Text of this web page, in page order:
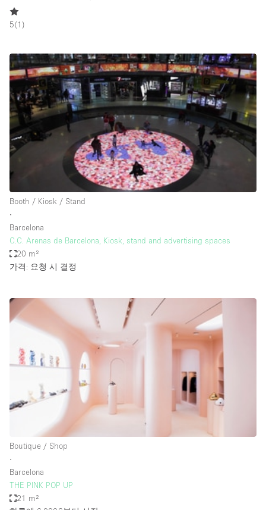
공간 기능
Animals Friendly
Bar
Bathroom
Car Display
Concierge
Electricity
Elevator
Fitting Rooms
Furniture
Garment Rack
Ground Floor
Handicap Accessible
Haussmann Style
Heating
Industrial
Internet
Kitchen
Large Door Entrance
5(1 )
Booth / Kiosk / Stand
∙
Barcelona
C.C. Arenas de Barcelona, Kiosk, stand and advertising spaces
20 m²
가격: 요청 시 결정
Boutique / Shop
∙
Barcelona
THE PINK POP UP
21 m²